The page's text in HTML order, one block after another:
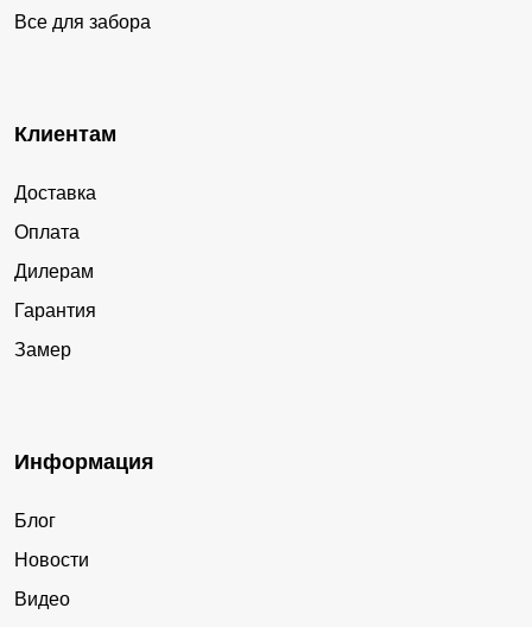
Все для забора
Клиентам
Доставка
Оплата
Дилерам
Гарантия
Замер
Информация
Блог
Новости
Видео